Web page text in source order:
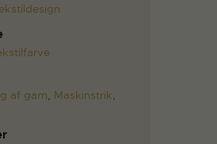
af garn, Maskinstrik,